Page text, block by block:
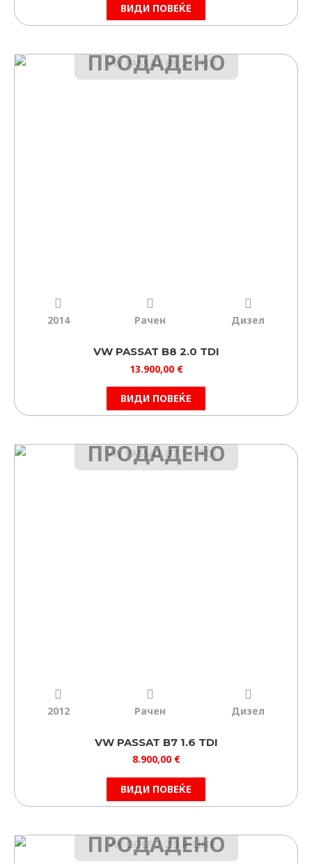
ВИДИ ПОВЕЌЕ
ПРОДАДЕНО
2014 Рачен Дизел
VW PASSAT B8 2.0 TDI
13.900,00 €
ВИДИ ПОВЕЌЕ
ПРОДАДЕНО
2012 Рачен Дизел
VW PASSAT B7 1.6 TDI
8.900,00 €
ВИДИ ПОВЕЌЕ
ПРОДАДЕНО